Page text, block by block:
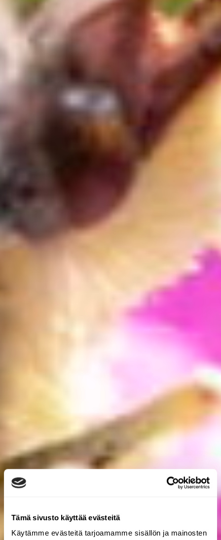
Tämä sivusto käyttää evästeitä
Käytämme evästeitä tarjoamamme sisällön ja mainosten